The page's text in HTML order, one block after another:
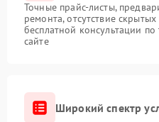
Точные прайс-листы,
ремонта, отсутствие
бесплатной консультации
сайте
Широкий спектр